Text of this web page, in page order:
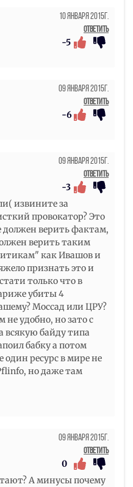
10 Января 2015г.
Ответить
-5
09 Января 2015г.
Ответить
-6
09 Января 2015г.
Ответить
-3
извините за
провокатор? Это
должен верить фактам,
верить таким
как Ивашов и
признать это и
только что в
убиты 4
Моссад или ЦРУ?
не удобно, но зато с
всякую байду типа
бабку а потом
один ресурс в мире не
но даже там
09 Января 2015г.
Ответить
0
А минусы почему